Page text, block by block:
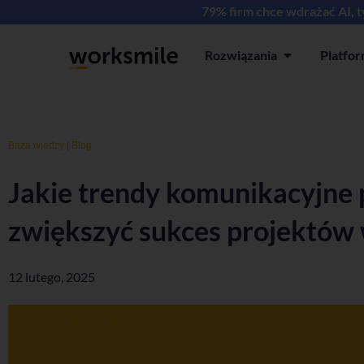
79% firm chce wdrażać AI,
Rozwiązania Open
Baza wiedzy Blog
Jakie trendy komunikacyjne
zwiększyć sukces projektów
12 lutego, 2025